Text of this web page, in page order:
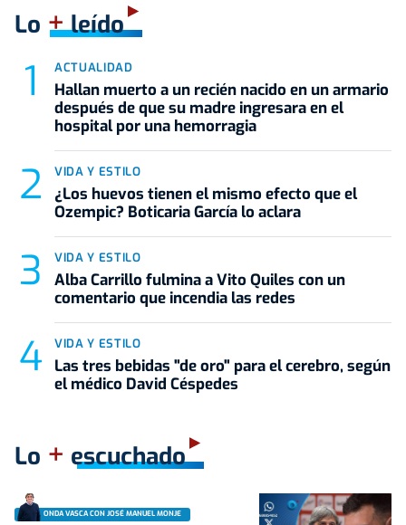
Lo +leído
ACTUALIDAD
Hallan muerto a un recién nacido en un armario
después de que su madre ingresara en el
hospital por una hemorragia
VIDA Y ESTILO
¿Los huevos tienen el mismo efecto que el
Ozempic? Boticaria García lo aclara
VIDA Y ESTILO
Alba Carrillo fulmina a Vito Quiles con un
comentario que incendia las redes
VIDA Y ESTILO
Las tres bebidas "de oro" para el cerebro, según
el médico David Céspedes
Lo + escuchado
ONDA VASCA CON JOSÉ MANUEL MONJE